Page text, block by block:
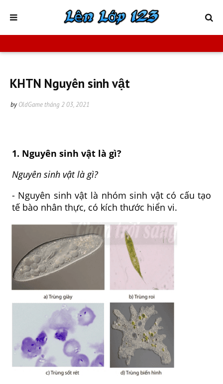
KHTN Nguyên sinh vật
by OldGame tháng 2 03, 2021
1. Nguyên sinh vật là gì?
Nguyên sinh vật là gì?
- Nguyên sinh vật là nhóm sinh vật có cấu tạo
tế bào nhân thực, có kích thước hiển vi.